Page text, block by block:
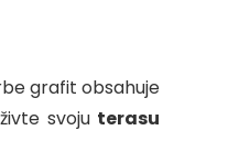
grafit obsahuje
svoju terasu